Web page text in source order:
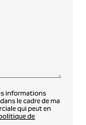
informations
dans le cadre de ma
qui peut en
de